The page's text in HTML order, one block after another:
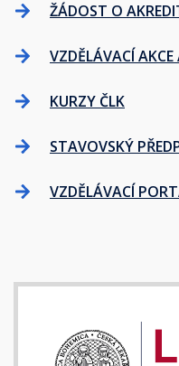
ŽÁDOST O
VZDĚLÁVACÍ
KURZY ČLK
STAVOVSKÝ
VZDĚLÁVACÍ